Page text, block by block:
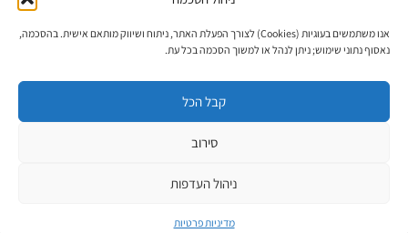
אנו משתמשים בעוגיות (Cookies) לצורך הפעלת האתר, ניתוח ושיווק מותאם אישית. בהסכמה,
נאסוף נתוני שימוש; ניתן לנהל או למשוך הסכמה בכל עת.
קבל הכל
סירוב
ניהול העדפות
מדיניות פרטיות
פיתוח אתרים